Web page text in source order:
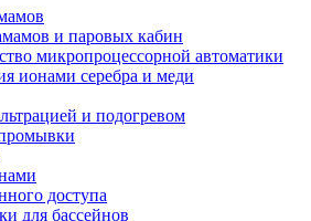
и паровых кабин
микропроцессорной автоматики
ионами серебра и меди
и подогревом
доступа
для бассейнов